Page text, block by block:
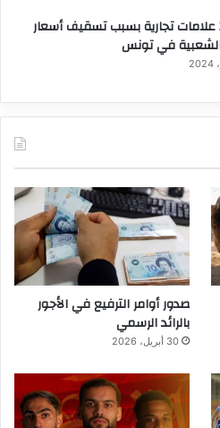
انسحاب 3 علامات تجارية بسبب تسقيف أسعار
الشعبية في تونس
صدور أوامر الترفيع في الأجور
بالرائد الرسمي
30 أبريل، 2026